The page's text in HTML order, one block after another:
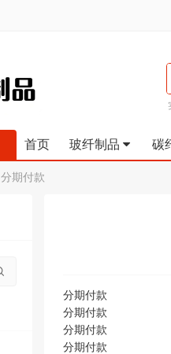
首页 玻纤制品 碳
分期付款
分期付款
分期付款
分期付款
分期付款